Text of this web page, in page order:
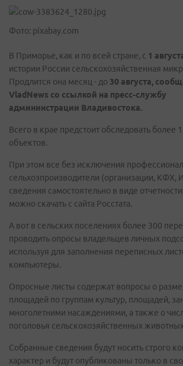
Фото: pixabay.com
В Приморье, как и по всей стране, с 1
истории России сельскохозяйственная
Продлится она месяц - до 30 августа,
VladNews со ссылкой на пресс-службу
админинстрации Владивостока.
Всего в крае предстоит обследовать более
объектов.
При этом все без исключения
сельхозпроизводители (организации, КФХ,
сведения самостоятельно в виде
можно скачать с сайта Росстата.
А вот в сельских поселениях более 300
проводить опросы владельцев личных
используя для заполнения переписных
компьютеры.
Опросные листы содержат вопросы о
площадей по группам культур, площадей,
многолетними насаждениями, а также о
поголовья сельскохозяйственных
Собранные сведения будут носить строго
характер и будут опубликованы только в